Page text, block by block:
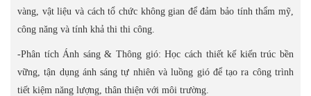
vàng, vật liệu và cách tổ chức không gian để đảm bảo tính thẩm mỹ,
công năng và tính khả thi thi công.
-Phân tích Ánh sáng & Thông gió: Học cách thiết kế kiến trúc bền
vững, tận dụng ánh sáng tự nhiên và luồng gió để tạo ra công trình
tiết kiệm năng lượng, thân thiện với môi trường.